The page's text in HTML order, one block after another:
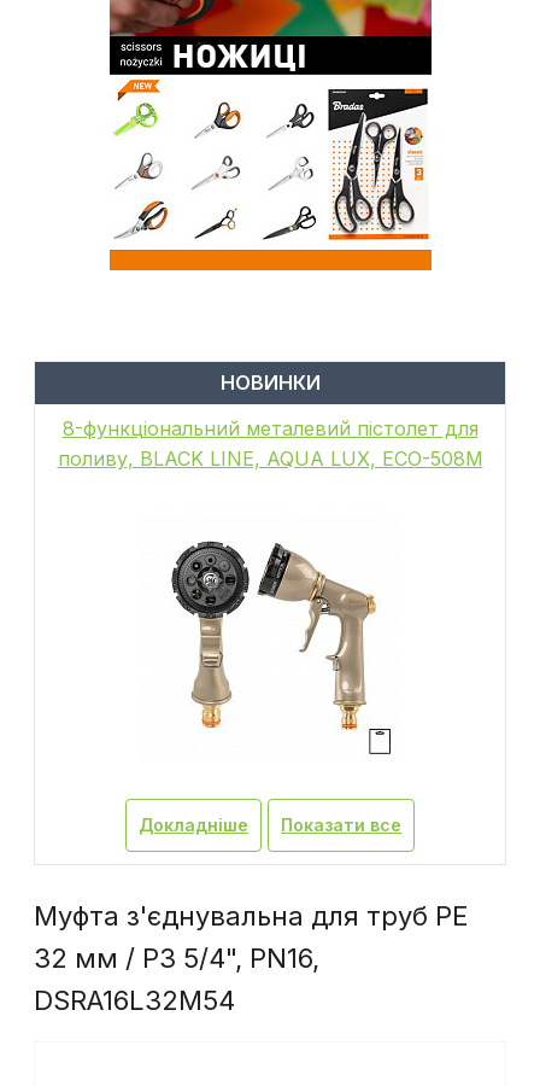
НОВИНКИ
8-функціональний металевий пістолет для
поливу, BLACK LINE, AQUA LUX, ECO-508M
Докладніше Показати все
Муфта з'єднувальна для труб PE
32 мм / РЗ 5/4", PN16,
DSRA16L32M54